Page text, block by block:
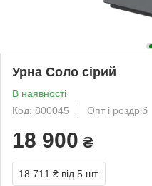
Урна Соло сірий
В наявності
Код: 800045
Опт і роздріб
18 900 ₴
18 711 ₴ від 5 шт.